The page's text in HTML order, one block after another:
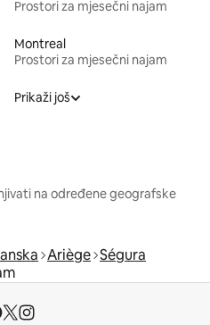
Prostori za mjesečni najam
Montreal
Prostori za mjesečni najam
Prikaži još
na određene geografske
Ariège Ségura